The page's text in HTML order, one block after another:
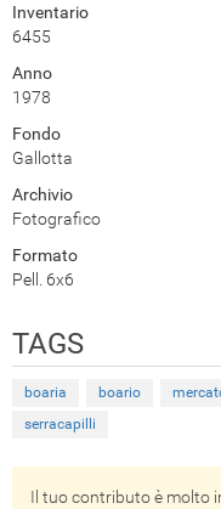
Inventario
6455
Anno
1978
Fondo
Gallotta
Archivio
Fotografico
Formato
Pell. 6x6
TAGS
boaria boario
serracapilli
Il tuo contributo è molto